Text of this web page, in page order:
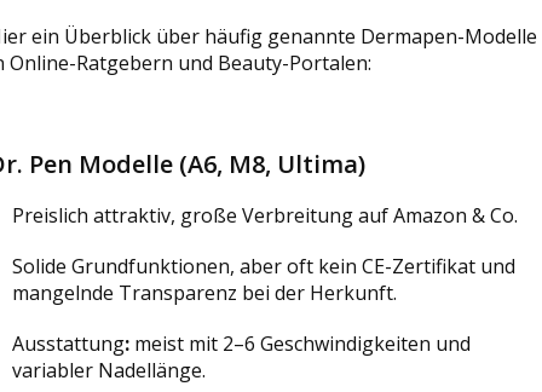
ein Überblick über häufig genannte Dermapen-Modelle
Online-Ratgebern und Beauty-Portalen:
Pen Modelle (A6, M8, Ultima)
Preislich attraktiv, große Verbreitung auf Amazon & Co.
Solide Grundfunktionen, aber oft kein CE-Zertifikat und
mangelnde Transparenz bei der Herkunft.
Ausstattung: meist mit 2–6 Geschwindigkeiten und
variabler Nadellänge.